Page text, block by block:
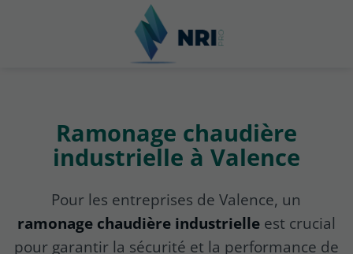
Ramonage chaudière
industrielle à Valence
Pour les entreprises de Valence, un
ramonage chaudière industrielleest crucial
pour garantir la sécurité et la performance de